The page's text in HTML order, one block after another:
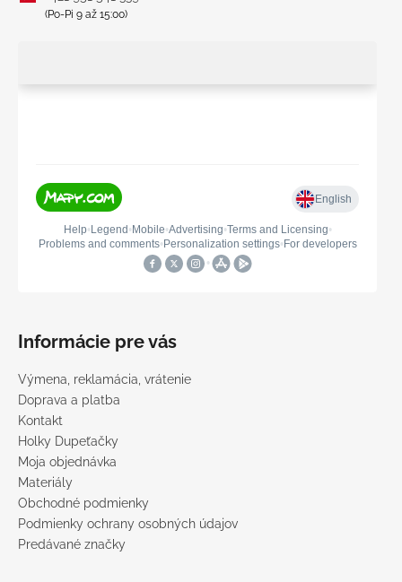
(Po-Pi 9 až 15:00)
Informácie pre vás
Výmena, reklamácia, vrátenie
Doprava a platba
Kontakt
Holky Dupeťačky
Moja objednávka
Materiály
Obchodné podmienky
Podmienky ochrany osobných údajov
Predávané značky